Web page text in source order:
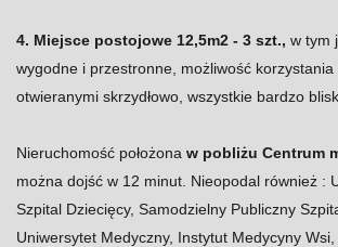
4. Miejsce postojowe 12,5m2 - 3 szt., w tym
wygodne i przestronne, możliwość
otwieranymi skrzydłowo, wszystkie bardzo
Nieruchomość położona w pobliżu Centrum
można dojść w 12 minut. Nieopodal również :
Szpital Dziecięcy, Samodzielny Publiczny
Uniwersytet Medyczny, Instytut Medycyny Wsi,